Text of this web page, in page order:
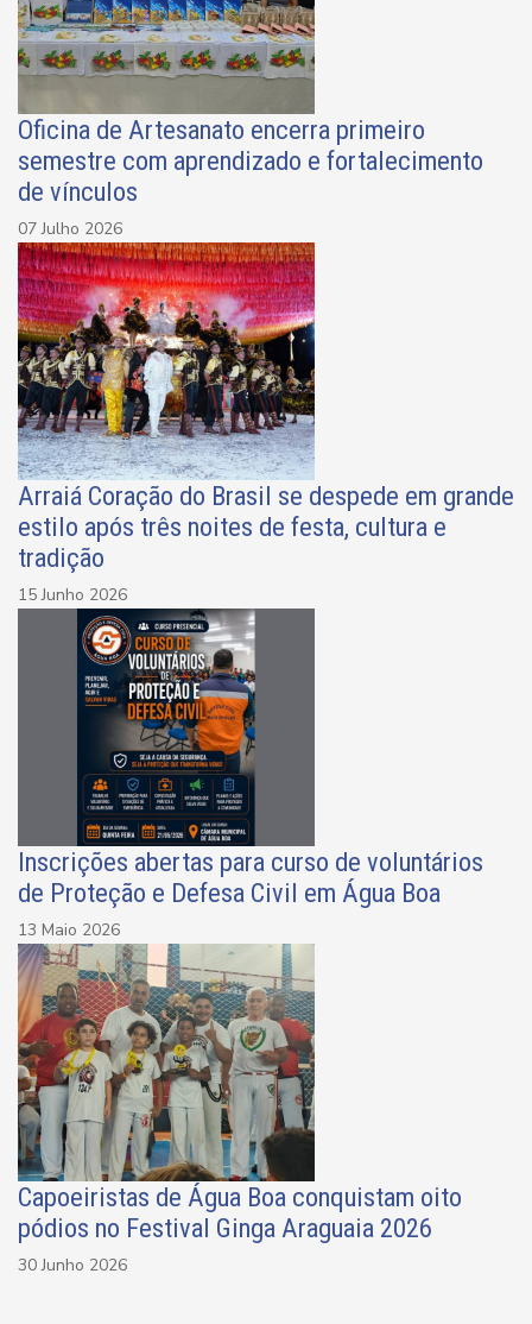
Oficina de Artesanato encerra primeiro
semestre com aprendizado e fortalecimento
de vínculos
07 Julho 2026
Arraiá Coração do Brasil se despede em grande
estilo após três noites de festa, cultura e
tradição
15 Junho 2026
Inscrições abertas para curso de voluntários
de Proteção e Defesa Civil em Água Boa
13 Maio 2026
Capoeiristas de Água Boa conquistam oito
pódios no Festival Ginga Araguaia 2026
30 Junho 2026